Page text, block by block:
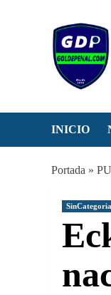
INICIO
Portada »
SinCategoria